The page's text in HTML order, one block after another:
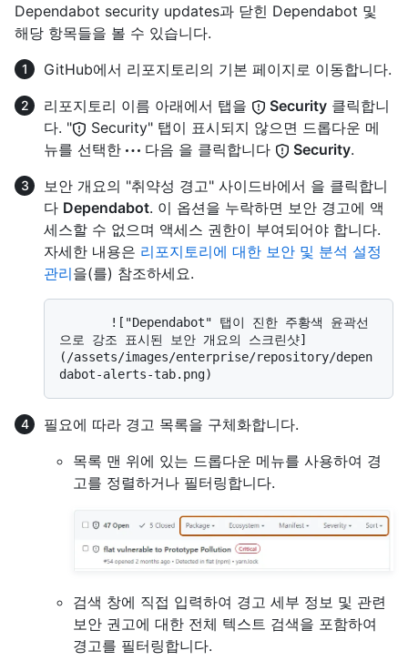
Dependabot security updates과 닫힌 Dependabot 및
해당 항목들을 볼 수 있습니다.
GitHub에서 리포지토리의 기본 페이지로 이동합니다.
리포지토리 이름 아래에서 탭을
Security 클릭합니
다. "
Security" 탭이 표시되지 않으면 드롭다운 메
뉴를 선택한
다음 을 클릭합니다 Security.
보안 개요의 "취약성 경고" 사이드바에서 을 클릭합니
다 Dependabot. 이 옵션을 누락하면 보안 경고에 액
세스할 수 없으며 액세스 권한이 부여되어야 합니다.
자세한 내용은 리포지토리에 대한 보안 및 분석 설정
관리을(를) 참조하세요.
으로 강조 표시된 보안 개요의 스크린샷]
(/assets/images/enterprise/repository/depen
필요에 따라 경고 목록을 구체화합니다.
목록 맨 위에 있는 드롭다운 메뉴를 사용하여 경
고를 정렬하거나 필터링합니다.
검색 창에 직접 입력하여 경고 세부 정보 및 관련
보안 권고에 대한 전체 텍스트 검색을 포함하여
경고를 필터링합니다.